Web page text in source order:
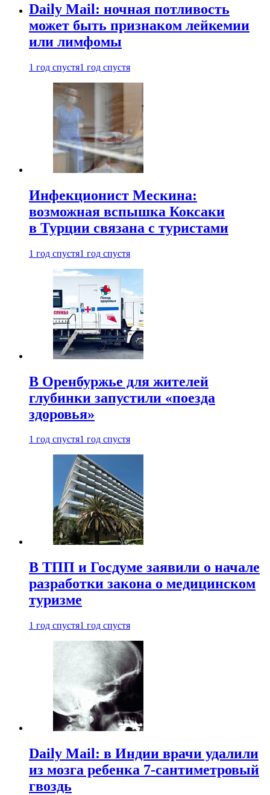
Daily Mail: ночная потливость
может быть признаком лейкемии
или лимфомы
1 год спустя1 год спустя
Инфекционист Мескина:
возможная вспышка Коксаки
в Турции связана с туристами
1 год спустя1 год спустя
В Оренбуржье для жителей
глубинки запустили «поезда
здоровья»
1 год спустя1 год спустя
В ТПП и Госдуме заявили о начале
разработки закона о медицинском
туризме
1 год спустя1 год спустя
Daily Mail: в Индии врачи удалили
из мозга ребенка 7-сантиметровый
гвоздь